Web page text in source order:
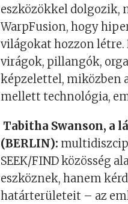
eszközökkel dolgozik,
WarpFusion, hogy
világokat hozzon létre.
virágok, pillangók,
képzelettel, miközben
mellett technológia,
Tabitha Swanson, a
(BERLIN):
SEEK/FIND közösség
eszköznek, hanem
határterületeit – az